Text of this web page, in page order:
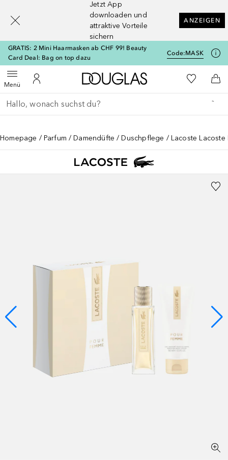
Jetzt App
downloaden und
attraktive Vorteile
sichern
ANZEIGEN
GRATIS: 2 Mini Haarmasken ab CHF 99! Beauty
Card Deal: Bag on top dazu
Code:MASK
MenüMenü öffnenZu Meinem Kundenkonto
Zur Douglas Startseite
Zu Meiner
Gehe zurück
Suche ausführen
Homepage Parfum Damendüfte Duschpflege Lacoste Lacoste
[navigation.slideout.screenreader]